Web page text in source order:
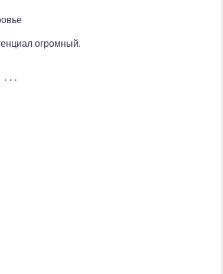
огромный.